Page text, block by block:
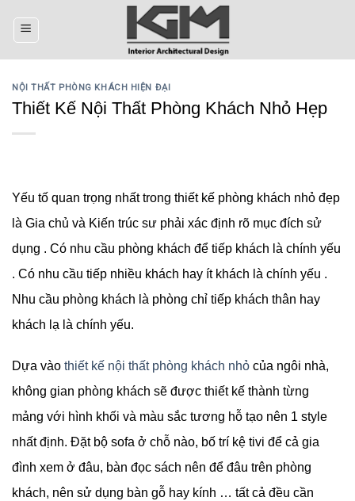
NỘI THẤT PHÒNG KHÁCH HIỆN ĐẠI
Thiết Kế Nội Thất Phòng Khách Nhỏ Hẹp
Yếu tố quan trọng nhất trong thiết kế phòng khách nhỏ đẹp
là Gia chủ và Kiến trúc sư phải xác định rõ mục đích sử
dụng . Có nhu cầu phòng khách để tiếp khách là chính yếu
. Có nhu cầu tiếp nhiều khách hay ít khách là chính yếu .
Nhu cầu phòng khách là phòng chỉ tiếp khách thân hay
khách lạ là chính yếu.
Dựa vào thiết kế nội thất phòng khách nhỏ của ngôi nhà,
không gian phòng khách sẽ được thiết kế thành từng
mảng với hình khối và màu sắc tương hỗ tạo nên 1 style
nhất định. Đặt bộ sofa ở chỗ nào, bố trí kệ tivi để cả gia
đình xem ở đâu, bàn đọc sách nên để đâu trên phòng
khách, nên sử dụng bàn gỗ hay kính … tất cả đều cần